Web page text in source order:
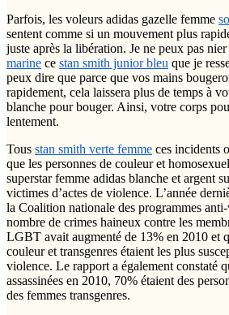
Parfois, les voleurs adidas gazelle femme
sentent comme si un mouvement plus
juste après la libération. Je ne peux pas nier
marine ce stan smith junior bleu que je
peux dire que parce que vos mains
rapidement, cela laissera plus de temps à
blanche pour bouger. Ainsi, votre corps
lentement.
Tous stan smith verte femme ces incidents
que les personnes de couleur et
superstar femme adidas blanche et argent
victimes d’actes de violence. L’année
la Coalition nationale des programmes
nombre de crimes haineux contre les
LGBT avait augmenté de 13% en 2010 et
couleur et transgenres étaient les plus
violence. Le rapport a également constaté
assassinées en 2010, 70% étaient des
des femmes transgenres.